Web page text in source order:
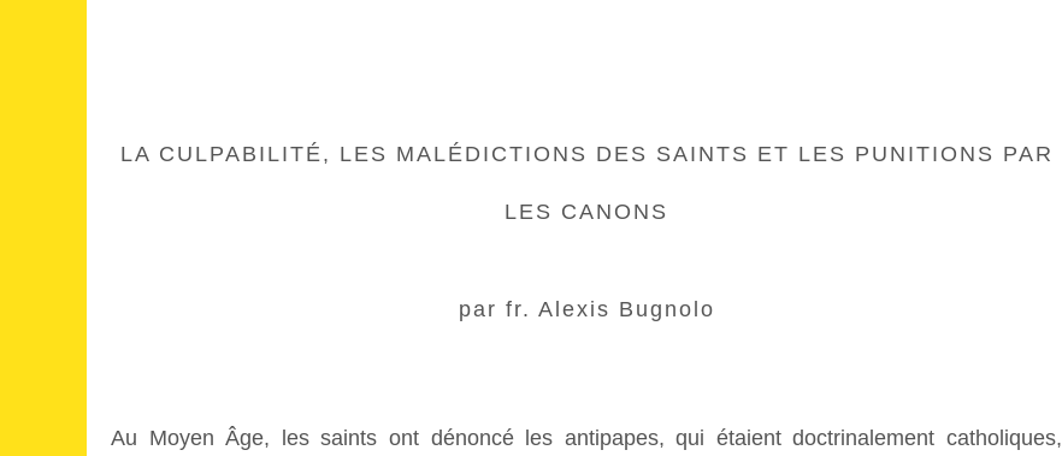
LA CULPABILITÉ, LES MALÉDICTIONS DES SAINTS ET LES PUNITIONS PAR
LES CANONS
par fr. Alexis Bugnolo
Au Moyen Âge, les saints ont dénoncé les antipapes, qui étaient doctrinalement catholiques,